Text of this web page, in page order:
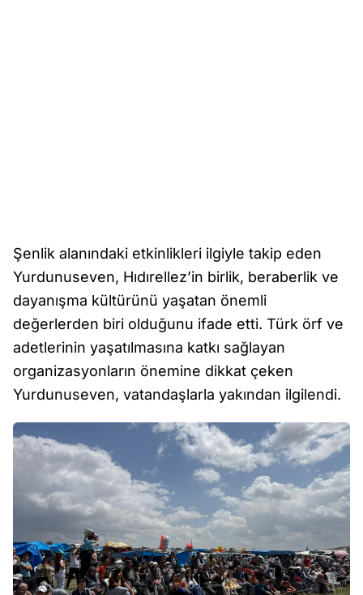
Şenlik alanındaki etkinlikleri ilgiyle takip eden
Yurdunuseven, Hıdırellez’in birlik, beraberlik ve
dayanışma kültürünü yaşatan önemli
değerlerden biri olduğunu ifade etti. Türk örf ve
adetlerinin yaşatılmasına katkı sağlayan
organizasyonların önemine dikkat çeken
Yurdunuseven, vatandaşlarla yakından ilgilendi.